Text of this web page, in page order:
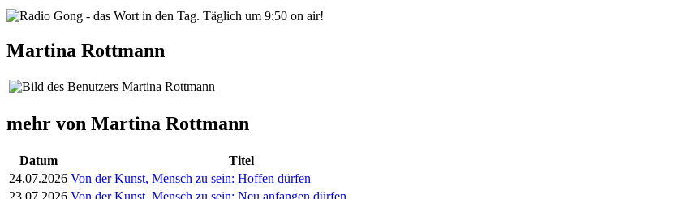
Martina Rottmann
mehr von Martina Rottmann
Datum
Titel
24.07.2026 Von der Kunst, Mensch zu sein: Hoffen dürfen